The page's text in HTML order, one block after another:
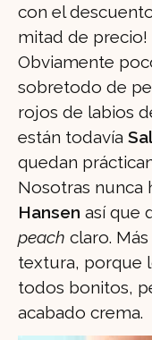
con el
mitad de precio!
Obviamente
sobretodo de
rojos de labios
están todavía
quedan
Nosotras nunca
Hansen así que
peach claro.
textura, porque
todos bonitos,
acabado crema.